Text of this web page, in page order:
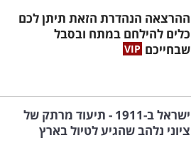
ההרצאה הנהדרת הזאת תיתן לכם
כלים להילחם במתח ובסבל
שבחייכם
ישראל ב-1911 - תיעוד מרתק של
ציוני נלהב שהגיע לטיול בארץ